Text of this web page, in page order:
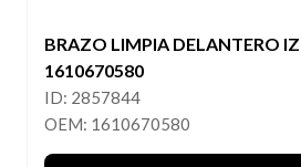
BRAZO LIMPIA DELANTERO
1610670580
ID: 2857844
OEM: 1610670580